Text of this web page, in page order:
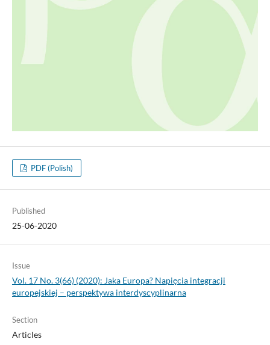
PDF (Polish)
Published
25-06-2020
Issue
Vol. 17 No. 3(66) (2020): Jaka Europa? Napięcia integracji
europejskiej – perspektywa interdyscyplinarna
Section
Articles